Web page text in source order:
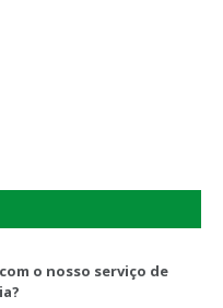
o nosso serviço de